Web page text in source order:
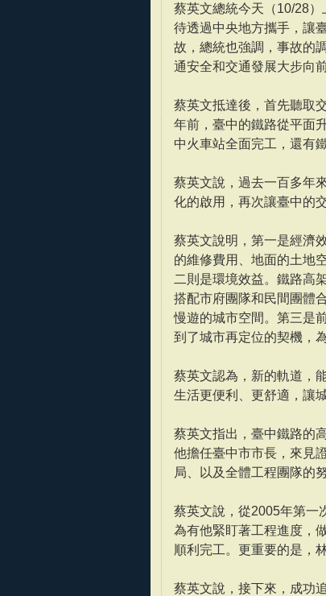
蔡英文總統今天（10/28
待透過中央地方攜手，讓
故，總統也強調，事故的
通安全和交通發展大步向前
蔡英文抵達後，首先聽取
年前，臺中的鐵路從平面
中火車站全面完工，還有
蔡英文說，過去一百多年
化的啟用，再次讓臺中的
蔡英文說明，第一是經濟
的維修費用、地面的土地
二則是環境效益。鐵路高
搭配市府團隊和民間團體
慢遊的城市空間。第三是
到了城市再定位的契機，
蔡英文認為，新的軌道，
生活更便利、更舒適，讓
蔡英文指出，臺中鐵路的
他擔任臺中市市長，來見
局、以及全體工程團隊的
蔡英文說，從2005年第一
為有他緊盯著工程進度，
順利完工。更重要的是，
蔡英文說，接下來，成功